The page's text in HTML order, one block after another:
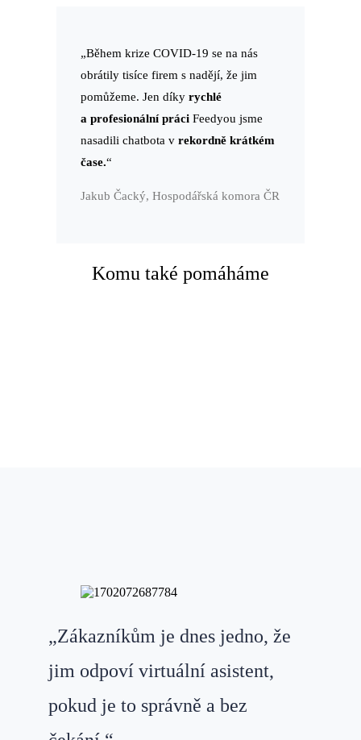
„Během krize COVID-19 se na nás
obrátily tisíce firem s nadějí, že jim
pomůžeme. Jen díky rychlé
a profesionální práci Feedyou jsme
nasadili chatbota v rekordně krátkém
čase.“
Jakub Čacký, Hospodářská komora ČR
Komu také pomáháme
„Zákazníkům je dnes jedno, že
jim odpoví virtuální asistent,
pokud je to správně a bez